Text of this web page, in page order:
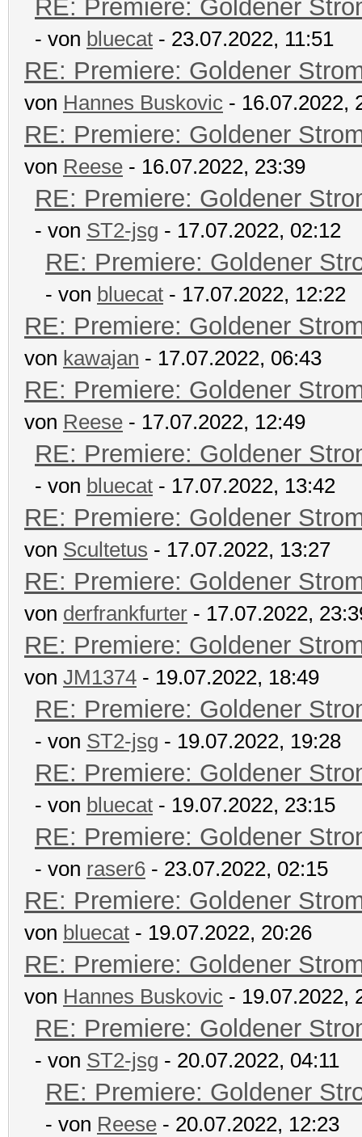
RE: Premiere: Goldener
- von bluecat - 23.07.2022, 11:51
RE: Premiere: Goldener
von Hannes Buskovic - 16.07.2022,
RE: Premiere: Goldener
von Reese - 16.07.2022, 23:39
RE: Premiere: Goldener
- von ST2-jsg - 17.07.2022, 02:12
RE: Premiere: Goldener
- von bluecat - 17.07.2022, 12:22
RE: Premiere: Goldener
von kawajan - 17.07.2022, 06:43
RE: Premiere: Goldener
von Reese - 17.07.2022, 12:49
RE: Premiere: Goldener
- von bluecat - 17.07.2022, 13:42
RE: Premiere: Goldener
von Scultetus - 17.07.2022, 13:27
RE: Premiere: Goldener
von derfrankfurter - 17.07.2022,
RE: Premiere: Goldener
von JM1374 - 19.07.2022, 18:49
RE: Premiere: Goldener
- von ST2-jsg - 19.07.2022, 19:28
RE: Premiere: Goldener
- von bluecat - 19.07.2022, 23:15
RE: Premiere: Goldener
- von raser6 - 23.07.2022, 02:15
RE: Premiere: Goldener
von bluecat - 19.07.2022, 20:26
RE: Premiere: Goldener
von Hannes Buskovic - 19.07.2022,
RE: Premiere: Goldener
- von ST2-jsg - 20.07.2022, 04:11
RE: Premiere: Goldener
- von Reese - 20.07.2022, 12:23